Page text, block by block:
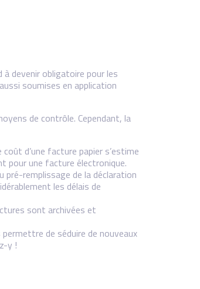
devenir obligatoire pour les
soumises en application
de contrôle. Cependant, la
d’une facture papier s’estime
pour une facture électronique.
remplissage de la déclaration
les délais de
sont archivées et
de séduire de nouveaux
y !